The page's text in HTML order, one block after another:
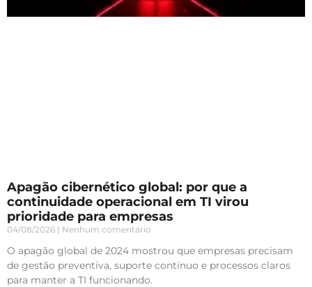
Apagão cibernético global: por que a
continuidade operacional em TI virou
prioridade para empresas
04/08/2026 Nenhum comentário
O apagão global de 2024 mostrou que empresas precisam
de gestão preventiva, suporte contínuo e processos claros
para manter a TI funcionando.